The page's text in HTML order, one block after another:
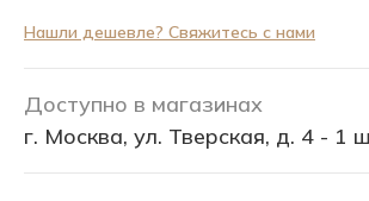
Нашли дешевле? Свяжитесь с нами
Доступно в магазинах
г. Москва, ул. Тверская, д. 4 - 1